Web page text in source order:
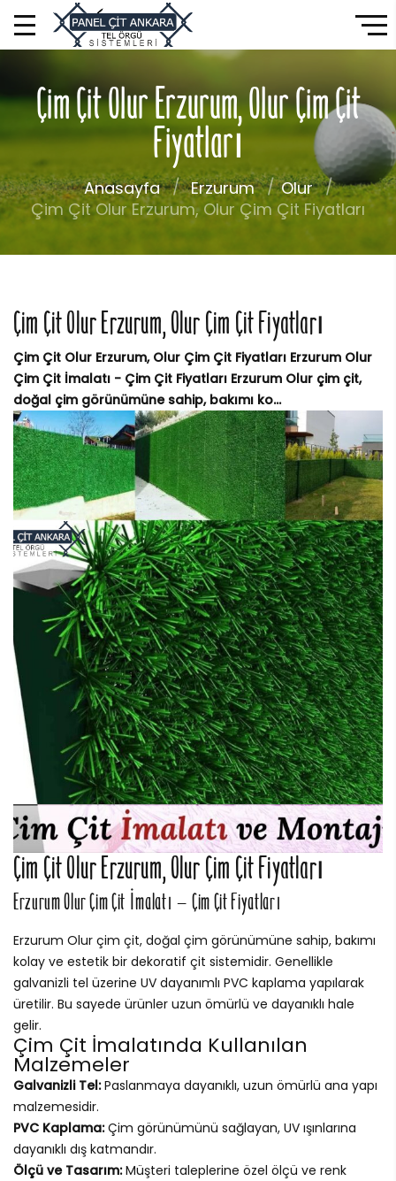
Çim Çit Olur Erzurum, Olur Çim Çit
Fiyatları
Anasayfa Erzurum
Olur
Çim Çit Olur Erzurum, Olur Çim Çit Fiyatları
Çim Çit Olur Erzurum, Olur Çim Çit Fiyatları
Çim Çit Olur Erzurum, Olur Çim Çit Fiyatları Erzurum Olur
Çim Çit İmalatı - Çim Çit Fiyatları Erzurum Olur çim çit,
doğal çim görünümüne sahip, bakımı ko...
Çim Çit Olur Erzurum, Olur Çim Çit Fiyatları
Erzurum Olur Çim Çit İmalatı – Çim Çit Fiyatları
Erzurum Olur çim çit, doğal çim görünümüne sahip, bakımı
kolay ve estetik bir dekoratif çit sistemidir. Genellikle
galvanizli tel üzerine UV dayanımlı PVC kaplama yapılarak
üretilir. Bu sayede ürünler uzun ömürlü ve dayanıklı hale
gelir.
Çim Çit İmalatında Kullanılan
Malzemeler
Galvanizli Tel:Paslanmaya dayanıklı, uzun ömürlü ana yapı
malzemesidir.
PVC Kaplama:Çim görünümünü sağlayan, UV ışınlarına
dayanıklı dış katmandır.
Ölçü ve Tasarım:Müşteri taleplerine özel ölçü ve renk